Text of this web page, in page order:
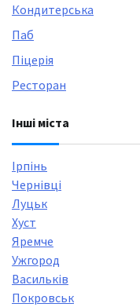
Кондитерська
Паб
Піцерія
Ресторан
Інші міста
Ірпінь
Чернівці
Луцьк
Хуст
Яремче
Ужгород
Васильків
Покровськ